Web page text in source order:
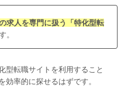
求人を専門に扱う「特化型転
。
型転職サイトを利用すること
効率的に探せるはずです。